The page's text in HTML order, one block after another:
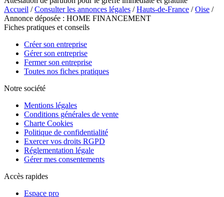
Accueil /Consulter les annonces légales /Hauts-de-France /Oise /
Annonce déposée : HOME FINANCEMENT
Fiches pratiques et conseils
Créer son entreprise
Gérer son entreprise
Fermer son entreprise
Toutes nos fiches pratiques
Notre société
Mentions légales
Conditions générales de vente
Charte Cookies
Politique de confidentialité
Exercer vos droits RGPD
Réglementation légale
Gérer mes consentements
Accès rapides
Espace pro